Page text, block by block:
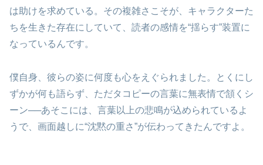
は助けを求めている。その複雑さこそが、キャラクターた
ちを生きた存在にしていて、読者の感情を“揺らす”装置に
なっているんです。
僕自身、彼らの姿に何度も心をえぐられました。とくにし
ずかが何も語らず、ただタコピーの言葉に無表情で頷くシ
ーン──あそこには、言葉以上の悲鳴が込められているよ
うで、画面越しに“沈黙の重さ”が伝わってきたんですよ。